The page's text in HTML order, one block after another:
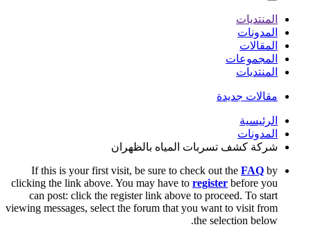
المنتديات
المدونات
المقالات
المجموعات
المنتديات
مقالات جديدة
الرئيسية
المدونات
شركة كشف تسربات المياه بالظهران
If this is your first visit, be sure to check out theFAQ
by
clicking the link above. You may have toregisterbefore you
can post: click the register link above to proceed. To start
viewing messages, select the forum that you want to visit from
the selection below.